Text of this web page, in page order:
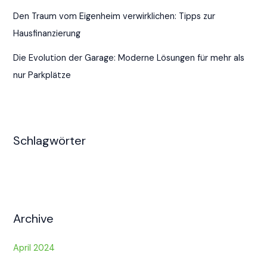
Den Traum vom Eigenheim verwirklichen: Tipps zur
Hausfinanzierung
Die Evolution der Garage: Moderne Lösungen für mehr als
nur Parkplätze
Schlagwörter
Archive
April 2024